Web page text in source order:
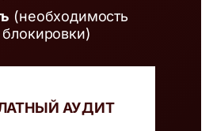
(необходимость
АУДИТ